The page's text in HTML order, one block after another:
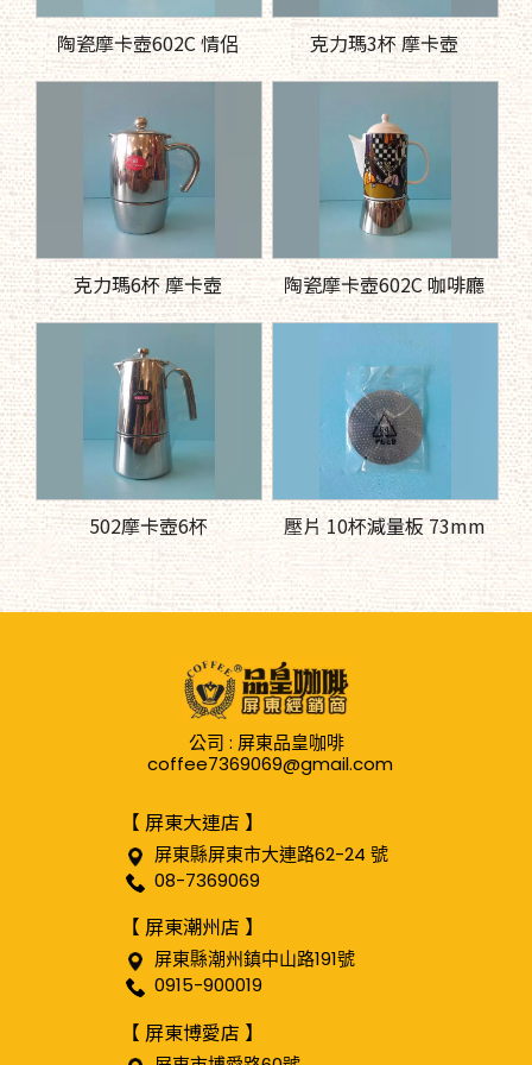
陶瓷摩卡壺602C 情侶 克力瑪3杯 摩卡壺
克力瑪6杯 摩卡壺 陶瓷摩卡壺602C 咖啡廳
502摩卡壺6杯 壓片 10杯減量板 73mm
公司 : 屏東品皇咖啡
coffee7369069@gmail.com
【 屏東大連店 】
屏東縣屏東市大連路62-24 號
08-7369069
【 屏東潮州店 】
屏東縣潮州鎮中山路191號
0915-900019
【 屏東博愛店 】